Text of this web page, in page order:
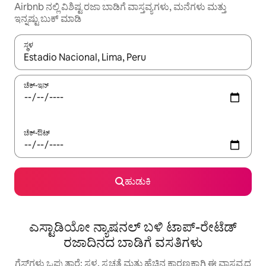
Airbnb ನಲ್ಲಿ ವಿಶಿಷ್ಟ ರಜಾ ಬಾಡಿಗೆ ವಾಸ್ತವ್ಯಗಳು, ಮನೆಗಳು ಮತ್ತು
ಇನ್ನಷ್ಟು ಬುಕ್ ಮಾಡಿ
ಸ್ಥಳ
ಫಲಿತಾಂಶಗಳು ಲಭ್ಯವಿರುವಾಗ, ಅಪ್ ಮತ್ತು ಡೌನ್ ಬಾಣದ ಕೀಲಿಗಳೊಂದಿಗೆ
ಚೆಕ್-ಇನ್
ಚೆಕ್-ಔಟ್
ಹುಡುಕಿ
ಎಸ್ಟಾಡಿಯೋ ನ್ಯಾಷನಲ್ ಬಳಿ ಟಾಪ್-ರೇಟೆಡ್
ರಜಾದಿನದ ಬಾಡಿಗೆ ವಸತಿಗಳು
ಗೆಸ್ಟ್‌ಗಳು ಒಪ್ಪುತ್ತಾರೆ: ಸ್ಥಳ, ಸ್ವಚ್ಛತೆ ಮತ್ತು ಹೆಚ್ಚಿನ ಕಾರಣಕ್ಕಾಗಿ ಈ ವಾಸ್ತವ್ಯದ